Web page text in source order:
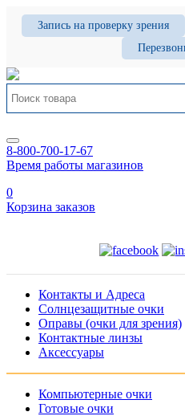
Запись на проверку зрения
8-800-700-17-67
Время работы магазинов
0
Корзина заказов
Контакты и Адреса
Солнцезащитные очки
Оправы (очки для зрения)
Контактные линзы
Аксессуары
Компьютерные очки
Готовые очки